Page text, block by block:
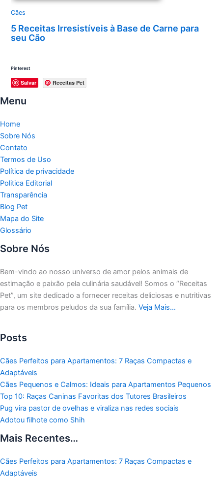
Cães
5 Receitas Irresistíveis à Base de Carne para
seu Cão
Pinterest
Salvar Receitas Pet
Menu
Home
Sobre Nós
Contato
Termos de Uso
Política de privacidade
Politica Editorial
Transparência
Blog Pet
Mapa do Site
Glossário
Sobre Nós
Bem-vindo ao nosso universo de amor pelos animais de
estimação e paixão pela culinária saudável! Somos o “Receitas
Pet”, um site dedicado a fornecer receitas deliciosas e nutritivas
para os membros peludos da sua família. Veja Mais…
Posts
Cães Perfeitos para Apartamentos: 7 Raças Compactas e
Adaptáveis
Cães Pequenos e Calmos: Ideais para Apartamentos Pequenos
Top 10: Raças Caninas Favoritas dos Tutores Brasileiros
Pug vira pastor de ovelhas e viraliza nas redes sociais
Adotou filhote como Shih
Mais Recentes…
Cães Perfeitos para Apartamentos: 7 Raças Compactas e
Adaptáveis